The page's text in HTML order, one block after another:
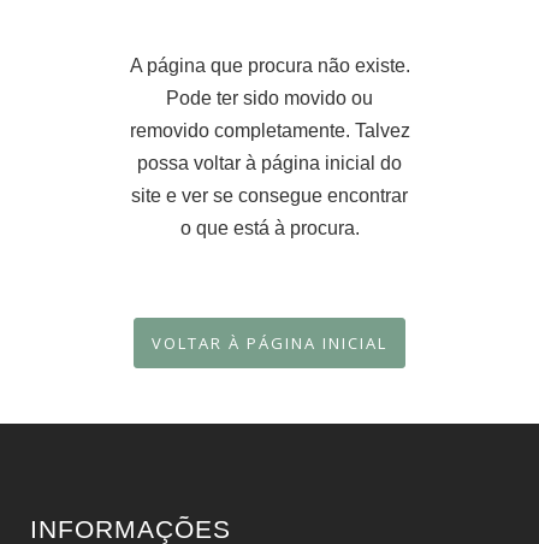
A página que procura não existe.
Pode ter sido movido ou
removido completamente. Talvez
possa voltar à página inicial do
site e ver se consegue encontrar
o que está à procura.
VOLTAR À PÁGINA INICIAL
INFORMAÇÕES